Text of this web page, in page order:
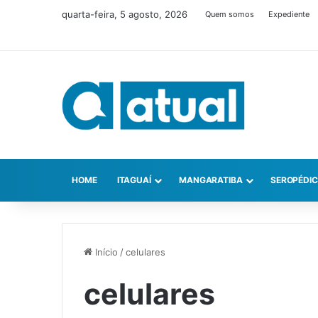
quarta-feira, 5 agosto, 2026 Quem somos Expediente
HOME ITAGUAÍ MANGARATIBA
Início /celulares
celulares